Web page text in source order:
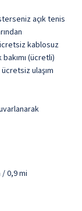
açık tenis
kablosuz
(ücretli)
ulaşım
0,9 mi